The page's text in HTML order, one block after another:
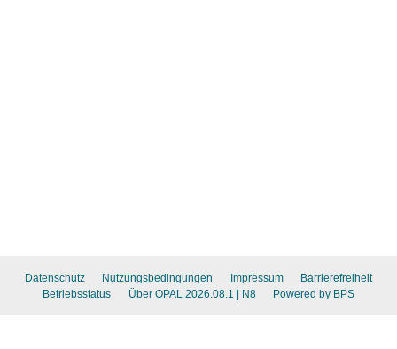
Datenschutz Nutzungsbedingungen Impressum
Barrierefreiheit
Betriebsstatus
Über OPAL 2026.08.1 | N8 Powered by BPS